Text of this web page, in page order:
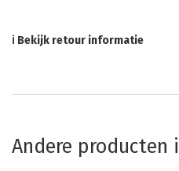
ℹ Bekijk retour informatie